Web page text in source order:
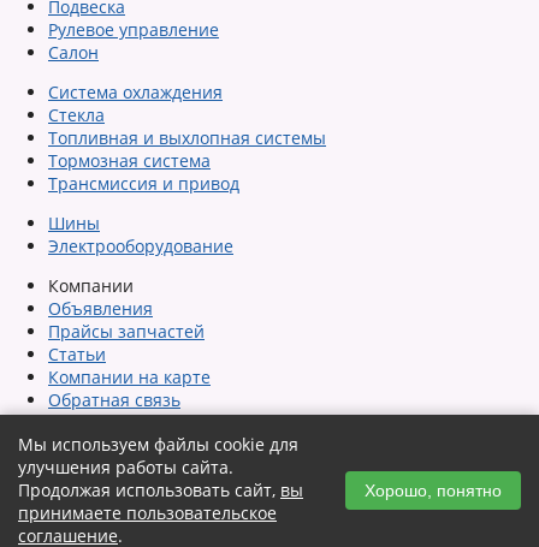
Мы используем файлы cookie для
улучшения работы сайта.
Продолжая использовать сайт, вы
принимаете пользовательское
соглашение.
Хорошо, понятно
Подвеска
Рулевое управление
Салон
Система охлаждения
Стекла
Топливная и выхлопная системы
Тормозная система
Трансмиссия и привод
Шины
Электрооборудование
Компании
Объявления
Прайсы запчастей
Статьи
Компании на карте
Обратная связь
Сообщить об ошибке
Карта сайта
Помощь
Автозагрузка объявлений
Пользовательское соглашение
Политика конфиденциальности и защиты информации